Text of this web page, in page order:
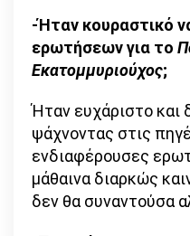
-Ήταν κουραστικό
ερωτήσεων για το
Εκατομμυριούχος;
Ήταν ευχάριστο και
ψάχνοντας στις
ενδιαφέρουσες
μάθαινα διαρκώς
δεν θα συναντούσα